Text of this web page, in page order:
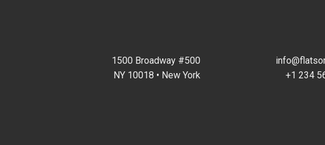
1500 Broadway #500
NY 10018 • New York
+1 234